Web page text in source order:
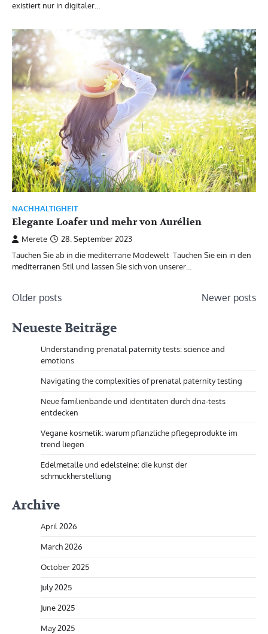
existiert nur in digitaler…
NACHHALTIGHEIT
Elegante Loafer und mehr von Aurélien
Merete
28. September 2023
Tauchen Sie ab in die mediterrane Modewelt Tauchen Sie ein in den
mediterranen Stil und lassen Sie sich von unserer…
Posts
Older posts Newer posts
Neueste Beiträge
Understanding prenatal paternity tests: science and
emotions
Navigating the complexities of prenatal paternity testing
Neue familienbande und identitäten durch dna-tests
entdecken
Vegane kosmetik: warum pflanzliche pflegeprodukte im
trend liegen
Edelmetalle und edelsteine: die kunst der
schmuckherstellung
Archive
April 2026
March 2026
October 2025
July 2025
June 2025
May 2025